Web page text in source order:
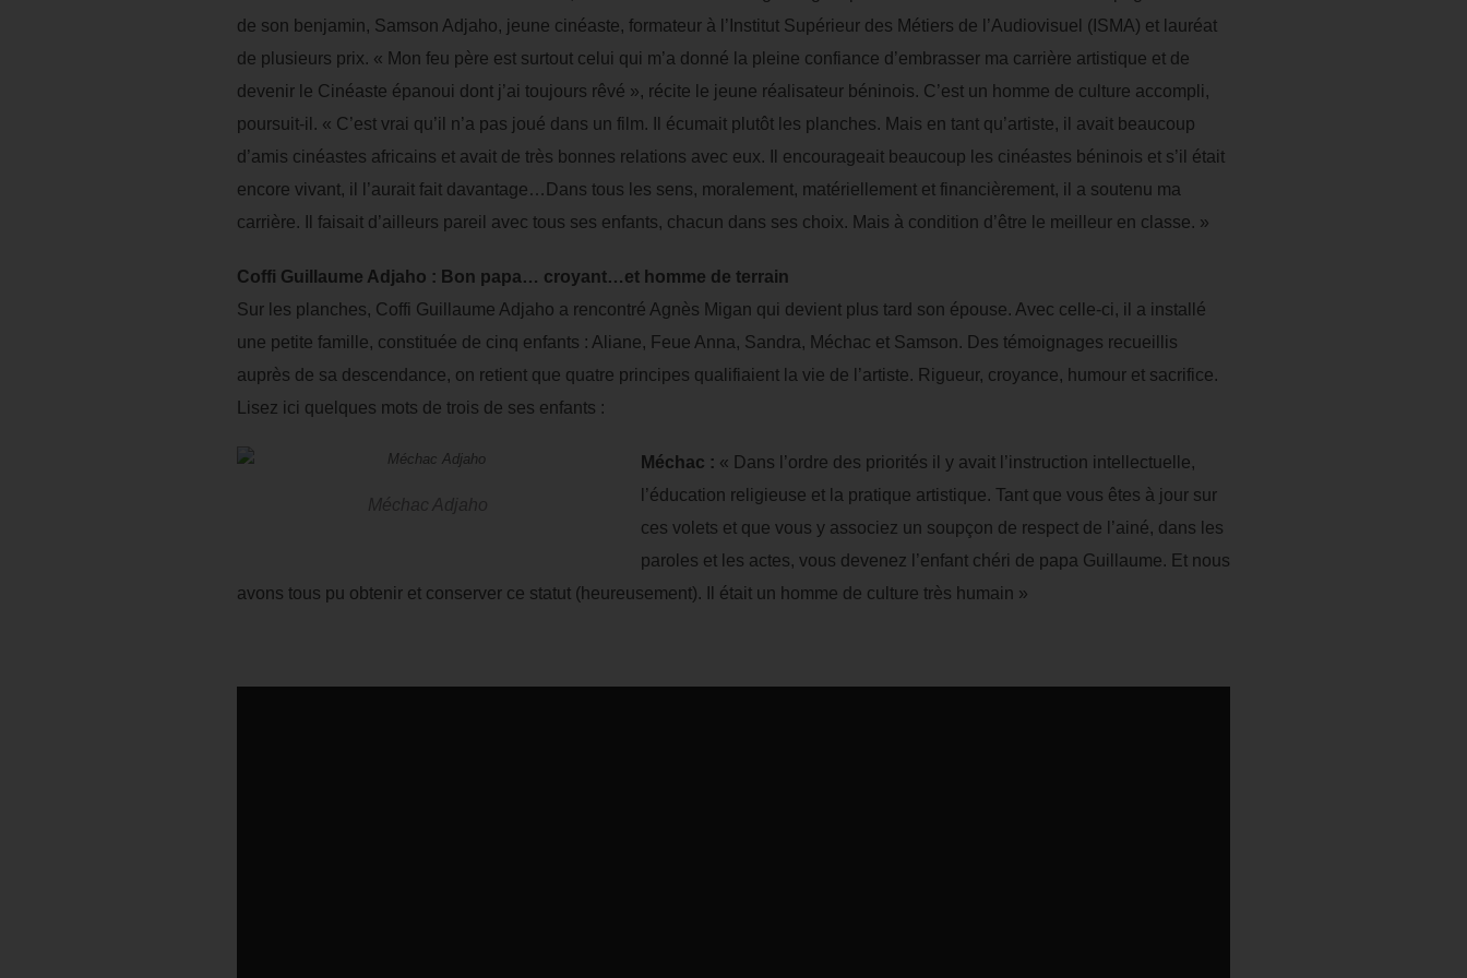
de son benjamin, Samson Adjaho, jeune cinéaste, formateur à l’Institut Supérieur des Métiers de l’Audiovisuel (ISMA) et lauréat
de plusieurs prix. « Mon feu père est surtout celui qui m’a donné la pleine confiance d’embrasser ma carrière artistique et de
devenir le Cinéaste épanoui dont j’ai toujours rêvé », récite le jeune réalisateur béninois. C’est un homme de culture accompli,
poursuit-il. « C’est vrai qu’il n’a pas joué dans un film. Il écumait plutôt les planches. Mais en tant qu’artiste, il avait beaucoup
d’amis cinéastes africains et avait de très bonnes relations avec eux. Il encourageait beaucoup les cinéastes béninois et s’il était
encore vivant, il l’aurait fait davantage…Dans tous les sens, moralement, matériellement et financièrement, il a soutenu ma
carrière. Il faisait d’ailleurs pareil avec tous ses enfants, chacun dans ses choix. Mais à condition d’être le meilleur en classe. »
Coffi Guillaume Adjaho : Bon papa… croyant…et homme de terrain
Sur les planches, Coffi Guillaume Adjaho a rencontré Agnès Migan qui devient plus tard son épouse. Avec celle-ci, il a installé
une petite famille, constituée de cinq enfants : Aliane, Feue Anna, Sandra, Méchac et Samson. Des témoignages recueillis
auprès de sa descendance, on retient que quatre principes qualifiaient la vie de l’artiste. Rigueur, croyance, humour et sacrifice.
Lisez ici quelques mots de trois de ses enfants :
Méchac Adjaho
Méchac : « Dans l’ordre des priorités il y avait l’instruction intellectuelle,
l’éducation religieuse et la pratique artistique. Tant que vous êtes à jour sur
ces volets et que vous y associez un soupçon de respect de l’ainé, dans les
paroles et les actes, vous devenez l’enfant chéri de papa Guillaume. Et nous
avons tous pu obtenir et conserver ce statut (heureusement). Il était un homme de culture très humain »